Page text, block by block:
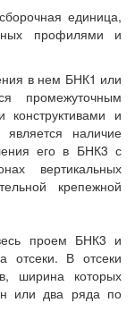
единица,
профилями и
в нем БНК1 или
промежуточным
конструктивами и
наличие
его в БНК3 с
вертикальных
крепежной
проем БНК3 и
отсеки. В отсеки
ширина которых
или два ряда по